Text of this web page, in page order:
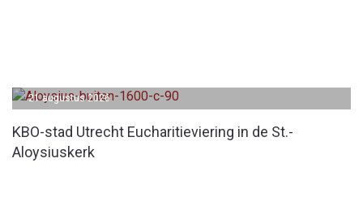
KBO-stad Utrecht Eucharitieviering in de St.-
Aloysiuskerk
21 augustus 2026